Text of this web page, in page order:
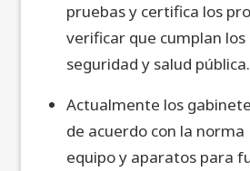
pruebas y certifica los
verificar que cumplan
seguridad y salud pública.
Actualmente los
de acuerdo con la norma
equipo y aparatos para